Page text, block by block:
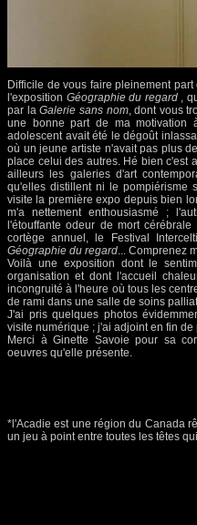
Difficile de vous faire pleinement
l'exposition Géographie du regard,
par laGalerie sans nom, dont vous
une bonne part de ma motivation
adolescent avait été le dégoût
où un jeune artiste n'avait pas plus
place celui des autres. Hé bien c'est
ailleurs les galeries d'art
qu'elles distillent ni le
visite la première expo depuis bien
m'a nettement enthousiasmé ;
l'étouffante odeur de mort
cortège annuel, le Festival
Géographie du regard... Comprenez
Voilà une exposition dont le
organisation et dont l'accueil
incongruité à l'heure où tous les
de rami dans une salle de soins
J'ai pris quelques photos
visite numérique ; j'ai adjoint en fin
Merci à Ginette Savoie pour sa
oeuvres qu'elle présente.
*l'Acadie est une région du Canada
un jeu à point entre toutes les têtes